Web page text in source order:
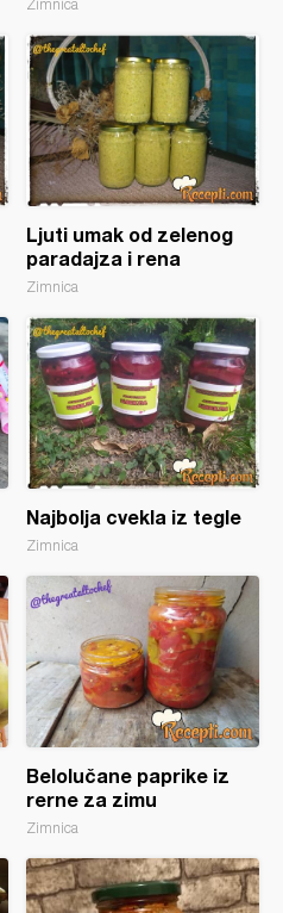
Zimnica
Ljuti umak od zelenog
paradajza i rena
Zimnica
Najbolja cvekla iz tegle
Zimnica
Belolučane paprike iz
rerne za zimu
Zimnica